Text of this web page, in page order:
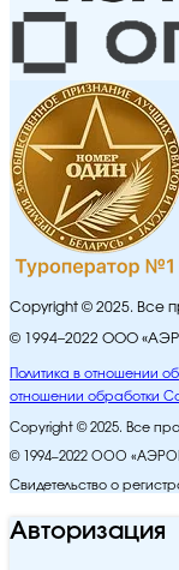
Copyright © 2025. Все
© 1994–2022 ООО
Политика в отношении
отношении обработки
Copyright © 2025. Все
© 1994–2022 ООО
Свидетельство о
Авторизация